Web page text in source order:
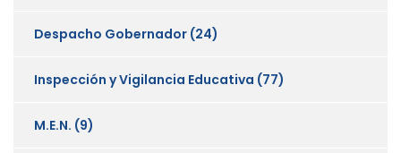
Despacho Gobernador (24)
Inspección y Vigilancia Educativa (77)
M.E.N. (9)